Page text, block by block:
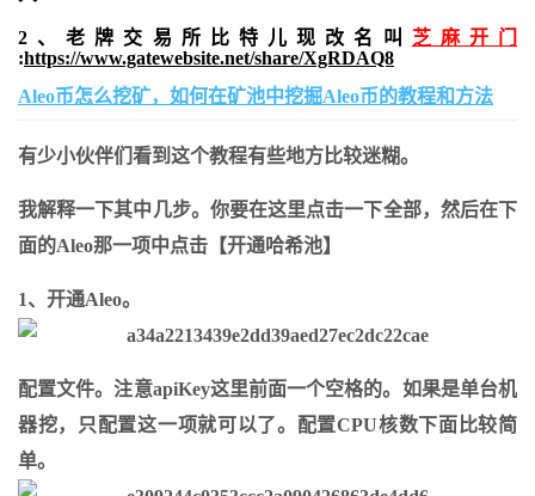
2、老牌交易所比特儿现改名叫 芝麻开门
:https://www.gatewebsite.net/share/XgRDAQ8
Aleo币怎么挖矿，如何在矿池中挖掘Aleo币的教程和方法
有少小伙伴们看到这个教程有些地方比较迷糊。
我解释一下其中几步。你要在这里点击一下全部，然后在下
面的Aleo那一项中点击【开通哈希池】
1、开通Aleo。
配置文件。注意apiKey这里前面一个空格的。如果是单台机
器挖，只配置这一项就可以了。配置CPU核数下面比较简
单。